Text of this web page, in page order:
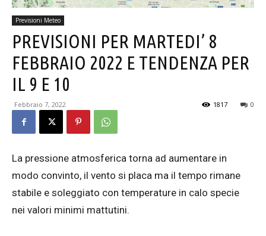
Previsioni Meteo
PREVISIONI PER MARTEDI’ 8
FEBBRAIO 2022 E TENDENZA PER
IL 9 E 10
Febbraio 7, 2022 0
1817
La pressione atmosferica torna ad aumentare in
modo convinto, il vento si placa ma il tempo rimane
stabile e soleggiato con temperature in calo specie
nei valori minimi mattutini.